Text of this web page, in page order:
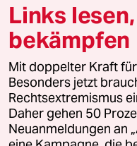
TR the real
25.07.2013
fuer die
allerdings
naemlich
eine
einzelne
Links
bekämpfen
Mit doppelter Kraft
Besonders jetzt
Rechtsextremismus
Daher gehen 50
Neuanmeldungen an